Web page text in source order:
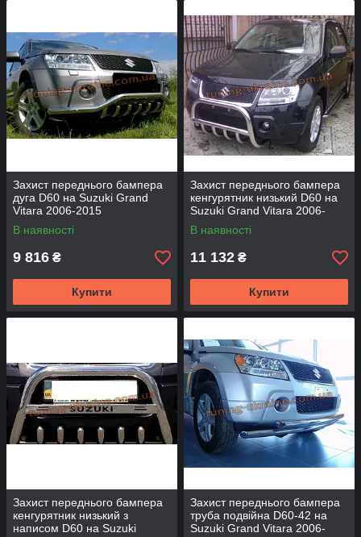
Захист переднього бампера
дуга D60 на Suzuki Grand
Vitara 2006-2015
В наявності
9 816 ₴
Купити
Захист переднього бампера
кенгурятник низький D60 на
Suzuki Grand Vitara 2006-
2015
В наявності
11 132 ₴
Купити
Захист переднього бампера
кенгурятник низький з
написом D60 на Suzuki
Захист переднього бампера
труба подвійна D60-42 на
Suzuki Grand Vitara 2006-